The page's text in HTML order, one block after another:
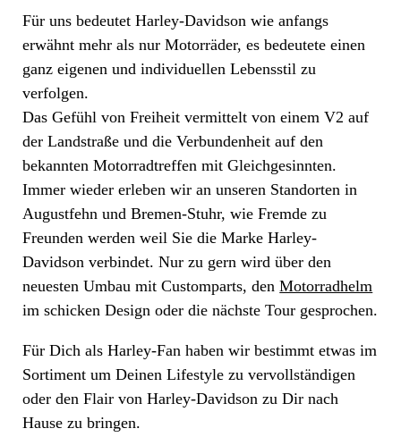
Für uns bedeutet Harley-Davidson wie anfangs
erwähnt mehr als nur Motorräder, es bedeutete einen
ganz eigenen und individuellen Lebensstil zu
verfolgen.
Das Gefühl von Freiheit vermittelt von einem V2 auf
der Landstraße und die Verbundenheit auf den
bekannten Motorradtreffen mit Gleichgesinnten.
Immer wieder erleben wir an unseren Standorten in
Augustfehn und Bremen-Stuhr, wie Fremde zu
Freunden werden weil Sie die Marke Harley-
Davidson verbindet. Nur zu gern wird über den
neuesten Umbau mit Customparts, denMotorradhelm
im schicken Design oder die nächste Tour gesprochen.
Für Dich als Harley-Fan haben wir bestimmt etwas im
Sortiment um Deinen Lifestyle zu vervollständigen
oder den Flair von Harley-Davidson zu Dir nach
Hause zu bringen.